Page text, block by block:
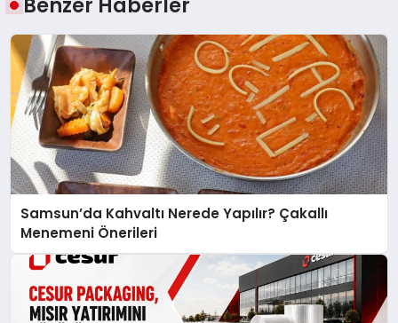
Samsun’da Kahvaltı Nerede Yapılır? Çakallı
Menemeni Önerileri